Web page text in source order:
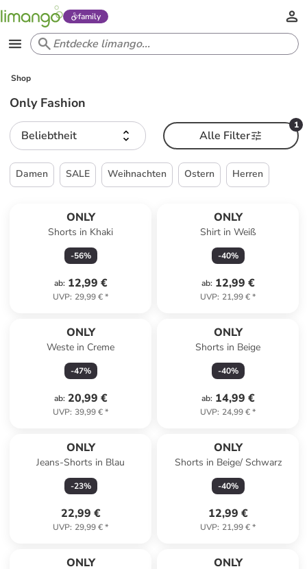
family
Shop
Only Fashion
Beliebtheit
1
Alle Filter
Damen SALE Weihnachten Ostern Herren
ONLY
Shorts in Khaki
-56%
ab: 12,99 €
UVP: 29,99 €*
ONLY
Shirt in Weiß
-40%
ab: 12,99 €
UVP: 21,99 €*
ONLY
Weste in Creme
-47%
ab: 20,99 €
UVP: 39,99 €*
ONLY
Shorts in Beige
-40%
ab: 14,99 €
UVP: 24,99 €*
ONLY
Jeans-Shorts in Blau
-23%
22,99 €
UVP: 29,99 €*
ONLY
Shorts in Beige/ Schwarz
-40%
12,99 €
UVP: 21,99 €*
ONLY ONLY